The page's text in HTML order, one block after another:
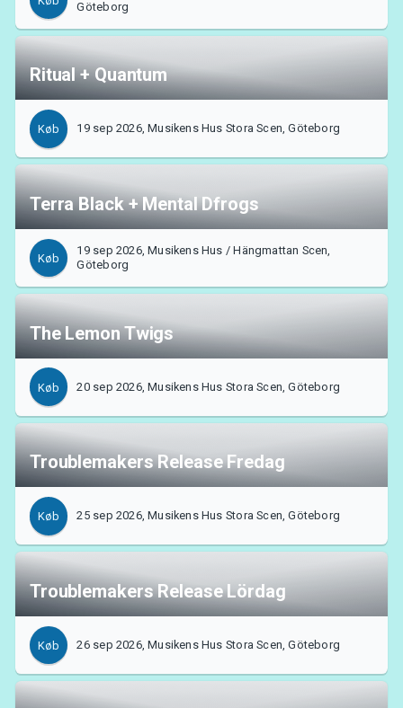
Göteborg
Ritual + Quantum
Køb 19 sep 2026, Musikens Hus Stora Scen, Göteborg
Terra Black + Mental Dfrogs
Køb
19 sep 2026, Musikens Hus / Hängmattan Scen,
Göteborg
The Lemon Twigs
Køb 20 sep 2026, Musikens Hus Stora Scen, Göteborg
Troublemakers Release Fredag
Køb 25 sep 2026, Musikens Hus Stora Scen, Göteborg
Troublemakers Release Lördag
Køb 26 sep 2026, Musikens Hus Stora Scen, Göteborg